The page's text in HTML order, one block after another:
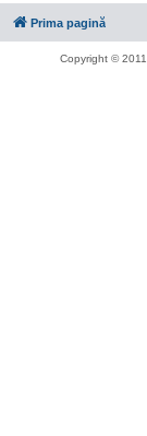
Prima pagină
Copyright ©